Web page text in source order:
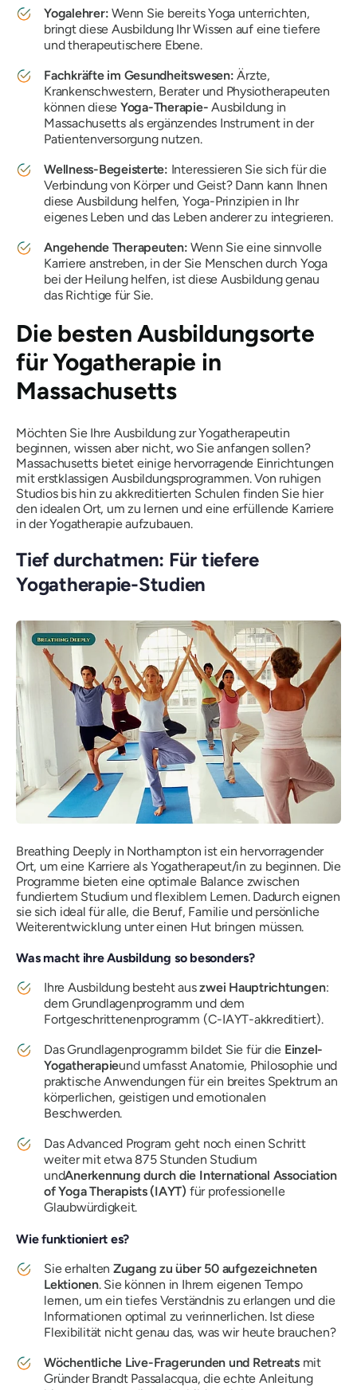
Yogalehrer: Wenn Sie bereits Yoga unterrichten,
bringt diese Ausbildung Ihr Wissen auf eine tiefere
und therapeutischere Ebene.
Fachkräfte im Gesundheitswesen: Ärzte,
Krankenschwestern, Berater und Physiotherapeuten
können diese Yoga-Therapie-Ausbildung in
Massachusetts als ergänzendes Instrument in der
Patientenversorgung nutzen.
Wellness-Begeisterte: Interessieren Sie sich für die
Verbindung von Körper und Geist? Dann kann Ihnen
diese Ausbildung helfen, Yoga-Prinzipien in Ihr
eigenes Leben und das Leben anderer zu integrieren.
Angehende Therapeuten: Wenn Sie eine sinnvolle
Karriere anstreben, in der Sie Menschen durch Yoga
bei der Heilung helfen, ist diese Ausbildung genau
das Richtige für Sie.
Die besten Ausbildungsorte
für Yogatherapie in
Massachusetts
Möchten Sie Ihre Ausbildung zur Yogatherapeutin
beginnen, wissen aber nicht, wo Sie anfangen sollen?
Massachusetts bietet einige hervorragende Einrichtungen
mit erstklassigen Ausbildungsprogrammen. Von ruhigen
Studios bis hin zu akkreditierten Schulen finden Sie hier
den idealen Ort, um zu lernen und eine erfüllende Karriere
in der Yogatherapie aufzubauen.
Tief durchatmen: Für tiefere
Yogatherapie-Studien
Breathing Deeply in Northampton ist ein hervorragender
Ort, um eine Karriere als Yogatherapeut/in zu beginnen. Die
Programme bieten eine optimale Balance zwischen
fundiertem Studium und flexiblem Lernen. Dadurch eignen
sie sich ideal für alle, die Beruf, Familie und persönliche
Weiterentwicklung unter einen Hut bringen müssen.
Was macht ihre Ausbildung so besonders?
Ihre Ausbildung besteht auszwei Hauptrichtungen:
dem Grundlagenprogramm und dem
Fortgeschrittenenprogramm (C-IAYT-akkreditiert).
Das Grundlagenprogramm bildet Sie für die Einzel-
Yogatherapieund umfasst Anatomie, Philosophie und
praktische Anwendungen für ein breites Spektrum an
körperlichen, geistigen und emotionalen
Beschwerden.
Das Advanced Program geht noch einen Schritt
weiter mit etwa 875 Stunden Studium
undAnerkennung durch die International Association
of Yoga Therapists (IAYT) für professionelle
Glaubwürdigkeit.
Wie funktioniert es?
Sie erhalten Zugang zu über 50 aufgezeichneten
Lektionen. Sie können in Ihrem eigenen Tempo
lernen, um ein tiefes Verständnis zu erlangen und die
Informationen optimal zu verinnerlichen. Ist diese
Flexibilität nicht genau das, was wir heute brauchen?
Wöchentliche Live-Fragerunden und Retreatsmit
Gründer Brandt Passalacqua, die echte Anleitung